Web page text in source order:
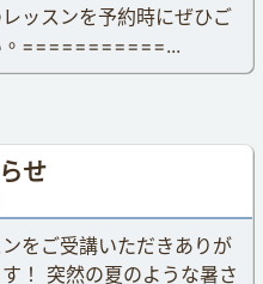
ッスンを予約時にぜひご
。===========...
せ
をご受講いただきありが
！ 突然の夏のような暑さ